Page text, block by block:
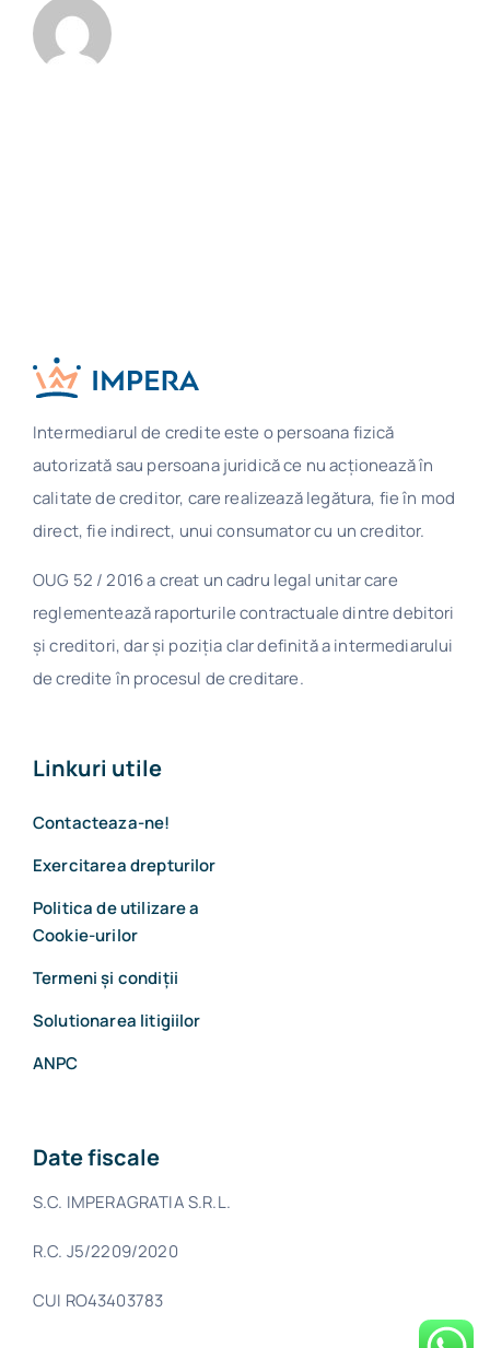
Intermediarul de credite este o persoana fizică
autorizată sau persoana juridică ce nu acţionează în
calitate de creditor, care realizează legătura, fie în mod
direct, fie indirect, unui consumator cu un creditor.
OUG 52 / 2016 a creat un cadru legal unitar care
reglementează raporturile contractuale dintre debitori
și creditori, dar și poziția clar definită a intermediarului
de credite în procesul de creditare.
Linkuri utile
Contacteaza-ne!
Exercitarea drepturilor
Politica de utilizare a
Cookie-urilor
Termeni și condiții
Solutionarea litigiilor
ANPC
Date fiscale
S.C. IMPERAGRATIA S.R.L.
R.C. J5/2209/2020
CUI RO43403783